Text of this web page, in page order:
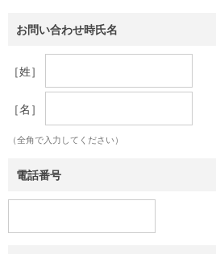
お問い合わせ時氏名
［姓］
［名］
（全角で入力してください）
電話番号